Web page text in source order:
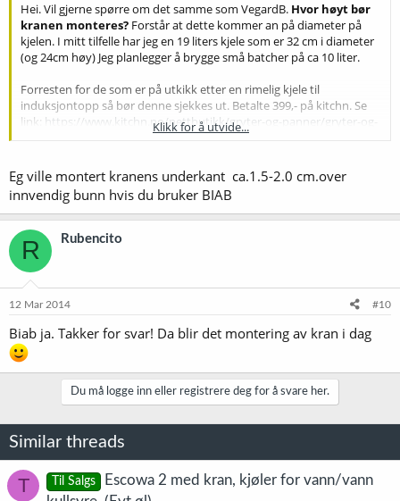
Hei. Vil gjerne spørre om det samme som VegardB. Hvor høyt bør
kranen monteres? Forstår at dette kommer an på diameter på
kjelen. I mitt tilfelle har jeg en 19 liters kjele som er 32 cm i diameter
(og 24cm høy) Jeg planlegger å brygge små batcher på ca 10 liter.
Forresten for de som er på utkikk etter en rimelig kjele til
induksjontopp så bør denne sjekkes ut. Betalte 399,- på kitchn. Se
link: https://www.kitchn.no/nettbutikk/gryter-og-panner/gryter-og-
Klikk for å utvide...
Eg ville montert kranens underkant ca.1.5-2.0 cm.over
innvendig bunn hvis du bruker BIAB
R Rubencito
12 Mar 2014 #10
Biab ja. Takker for svar! Da blir det montering av kran i dag
Du må logge inn eller registrere deg for å svare her.
Similar threads
T Til Salgs
Escowa 2 med kran, kjøler for vann/vann